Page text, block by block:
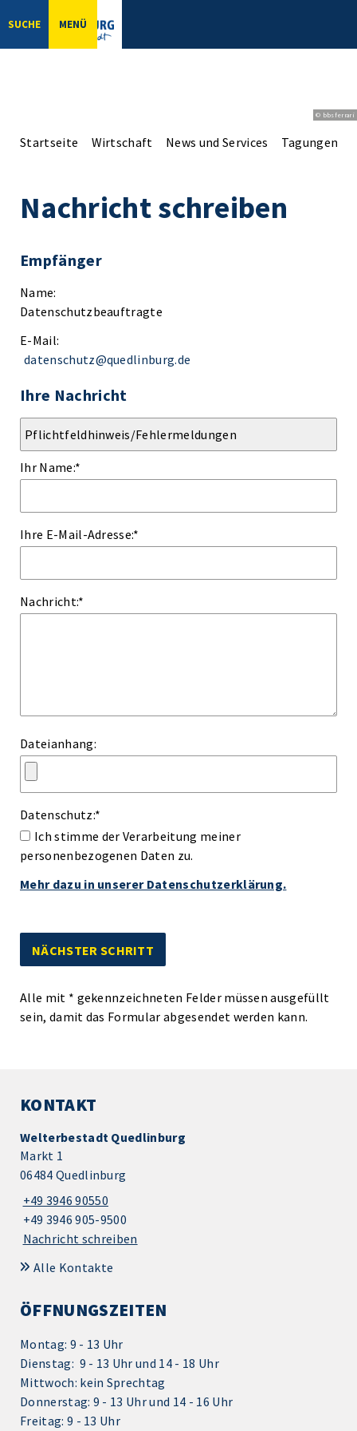
SUCHE MENÜ
© bbsferrari
Startseite Wirtschaft News und Services Tagungen
Nachricht schreiben
Empfänger
Name:
Datenschutzbeauftragte
E-Mail:
datenschutz@quedlinburg.de
Ihre Nachricht
Ihr Name:*
Ihre E-Mail-Adresse:*
Nachricht:*
Dateianhang:
Datenschutz:*
Ich stimme der Verarbeitung meiner
personenbezogenen Daten zu.
Mehr dazu in unserer Datenschutzerklärung.
Alle mit * gekennzeichneten Felder müssen ausgefüllt
sein, damit das Formular abgesendet werden kann.
KONTAKT
Welterbestadt Quedlinburg
Markt 1
06484 Quedlinburg
+49 3946 90550
+49 3946 905-9500
Nachricht schreiben
Alle Kontakte
ÖFFNUNGSZEITEN
Montag: 9 - 13 Uhr
Dienstag: 9 - 13 Uhr und 14 - 18 Uhr
Mittwoch: kein Sprechtag
Donnerstag: 9 - 13 Uhr und 14 - 16 Uhr
Freitag: 9 - 13 Uhr